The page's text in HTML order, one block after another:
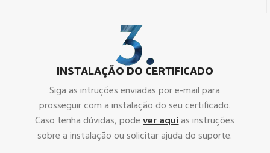
INSTALAÇÃO DO CERTIFICADO
Siga as intruções enviadas por e-mail para
prosseguir com a instalação do seu certificado.
Caso tenha dúvidas, podever aquias instruções
sobre a instalação ou solicitar ajuda do suporte.